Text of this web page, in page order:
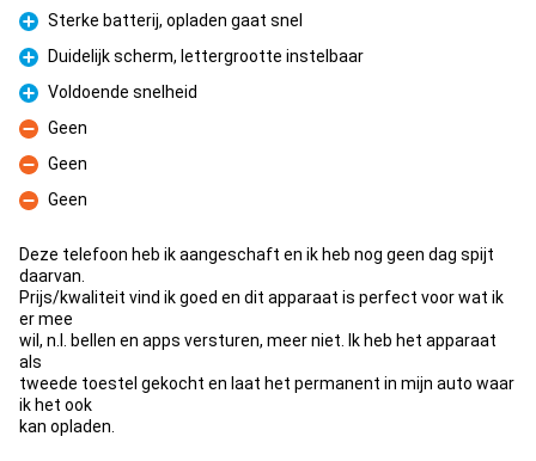
Pro
Sterke batterij, opladen gaat snel
Pro
Duidelijk scherm, lettergrootte instelbaar
Pro
Voldoende snelheid
Con
Geen
Con
Geen
Con
Geen
Deze telefoon heb ik aangeschaft en ik heb nog geen dag spijt
daarvan.
Prijs/kwaliteit vind ik goed en dit apparaat is perfect voor wat ik
er mee
wil, n.l. bellen en apps versturen, meer niet. Ik heb het apparaat
als
tweede toestel gekocht en laat het permanent in mijn auto waar
ik het ook
kan opladen.